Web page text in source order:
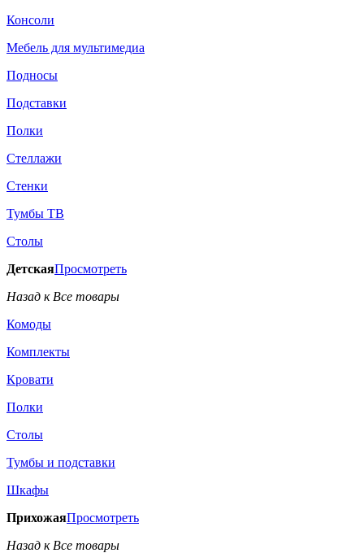
Консоли
Мебель для мультимедиа
Подносы
Подставки
Полки
Стеллажи
Стенки
Тумбы ТВ
Столы
ДетскаяПросмотреть
Назад к Все товары
Комоды
Комплекты
Кровати
Полки
Столы
Тумбы и подставки
Шкафы
ПрихожаяПросмотреть
Назад к Все товары